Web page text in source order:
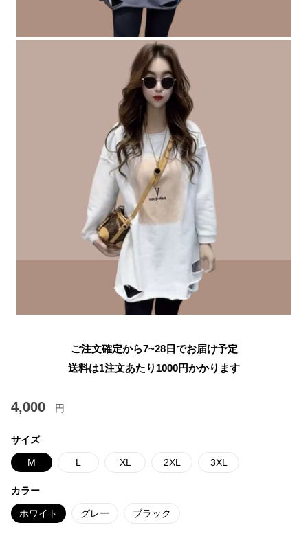
ご注文確定から7~28日でお届け予定
送料は1注文あたり 1000円かかります
4,000 円
サイズ
M L XL 2XL 3XL
カラー
ホワイト グレー ブラック